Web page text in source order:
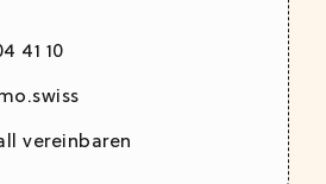
41 10
vereinbaren